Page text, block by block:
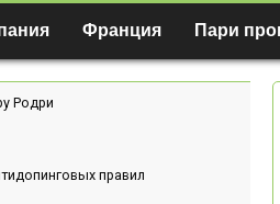
Франция Пари
Родри
правил